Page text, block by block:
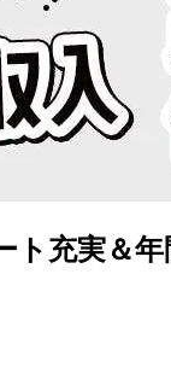
ト充実＆